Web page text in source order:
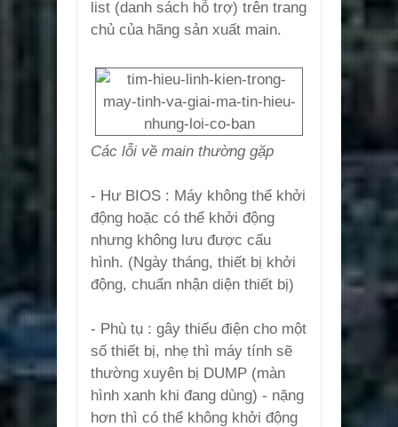
list (danh sách hỗ trợ) trên trang
chủ của hãng sản xuất main.
Các lỗi về main thường gặp
- Hư BIOS : Máy không thể khởi
động hoặc có thể khởi động
nhưng không lưu được cấu
hình. (Ngày tháng, thiết bị khởi
động, chuẩn nhận diện thiết bị)
- Phù tụ : gây thiếu điện cho một
số thiết bị, nhẹ thì máy tính sẽ
thường xuyên bị DUMP (màn
hình xanh khi đang dùng) - nặng
hơn thì có thể không khởi động